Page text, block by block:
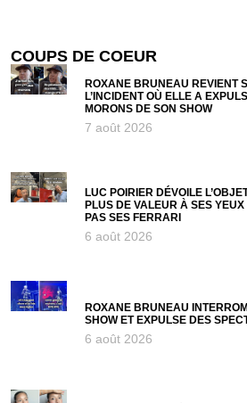
COUPS DE COEUR
ROXANE BRUNEAU REVIENT
L’INCIDENT OÙ ELLE A
MORONS DE SON SHOW
7 août 2026
LUC POIRIER DÉVOILE
PLUS DE VALEUR À SES YEUX
PAS SES FERRARI
6 août 2026
ROXANE BRUNEAU
SHOW ET EXPULSE DES
6 août 2026